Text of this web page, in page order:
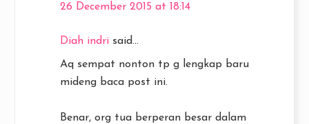
26 December 2015 at 18:14
Diah indri said...
Aq sempat nonton tp g lengkap baru
mideng baca post ini.
Benar, org tua berperan besar dalam